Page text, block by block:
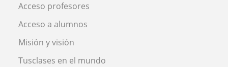
Acceso profesores
Acceso a alumnos
Misión y visión
Tusclases en el mundo